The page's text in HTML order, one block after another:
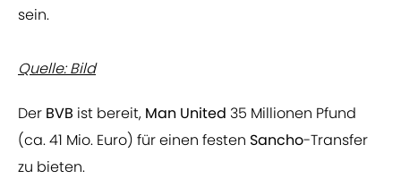
sein.
Quelle: Bild
Der BVB ist bereit, Man United 35 Millionen Pfund
(ca. 41 Mio. Euro) für einen festen Sancho-Transfer
zu bieten.